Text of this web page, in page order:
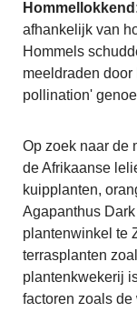
afhankelijk van
Hommels
meeldraden
pollination'
Op zoek naar de
de Afrikaanse
kuipplanten,
Agapanthus
plantenwinkel te
terrasplanten
plantenkwekerij
factoren zoals